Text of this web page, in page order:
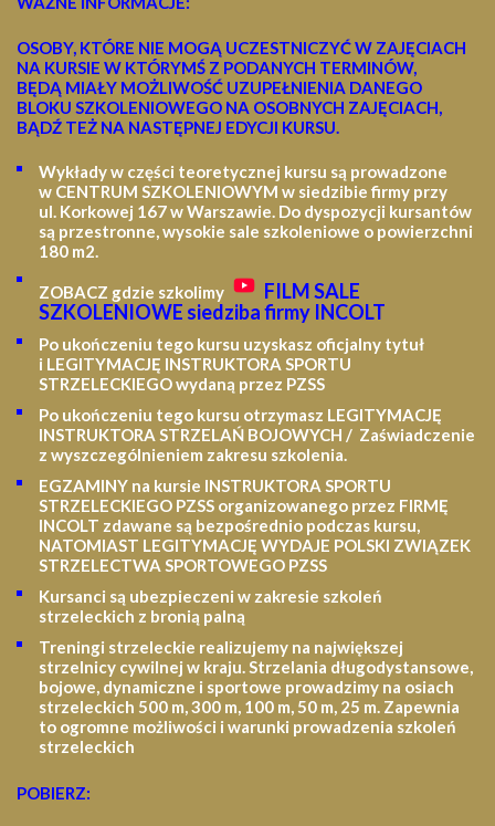
OSOBY, KTÓRE NIE MOGĄ UCZESTNICZYĆ W ZAJĘCIACH
NA KURSIE W KTÓRYMŚ Z PODANYCH TERMINÓW,
BĘDĄ MIAŁY MOŻLIWOŚĆ UZUPEŁNIENIA DANEGO
BLOKU SZKOLENIOWEGO NA OSOBNYCH ZAJĘCIACH,
BĄDŹ TEŻ NA NASTĘPNEJ EDYCJI KURSU.
Wykłady w części teoretycznej kursu są prowadzone
w CENTRUM SZKOLENIOWYM w siedzibie firmy przy
ul. Korkowej 167 w Warszawie. Do dyspozycji kursantów
są przestronne, wysokie sale szkoleniowe o powierzchni
180 m2.
ZOBACZ gdzie szkolimy
FILM SALE
SZKOLENIOWE siedziba firmy INCOLT
Po ukończeniu tego kursu uzyskasz oficjalny tytuł
i LEGITYMACJĘ INSTRUKTORA SPORTU
STRZELECKIEGO wydaną przez PZSS
Po ukończeniu tego kursu otrzymasz LEGITYMACJĘ
INSTRUKTORA STRZELAŃ BOJOWYCH / Zaświadczenie
z wyszczególnieniem zakresu szkolenia.
EGZAMINY na kursie INSTRUKTORA SPORTU
STRZELECKIEGO PZSS organizowanego przez FIRMĘ
INCOLT zdawane są bezpośrednio podczas kursu,
NATOMIAST LEGITYMACJĘ WYDAJE POLSKI ZWIĄZEK
STRZELECTWA SPORTOWEGO PZSS
Kursanci są ubezpieczeni w zakresie szkoleń
strzeleckich z bronią palną
Treningi strzeleckie realizujemy na największej
strzelnicy cywilnej w kraju. Strzelania długodystansowe,
bojowe, dynamiczne i sportowe prowadzimy na osiach
strzeleckich 500 m, 300 m, 100 m, 50 m, 25 m. Zapewnia
to ogromne możliwości i warunki prowadzenia szkoleń
strzeleckich
POBIERZ: